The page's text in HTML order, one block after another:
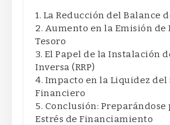
La Reducción del Balance
Aumento en la Emisión de
Tesoro
El Papel de la Instalación
Inversa (RRP)
Impacto en la Liquidez del
Financiero
Conclusión: Preparándose
Estrés de Financiamiento